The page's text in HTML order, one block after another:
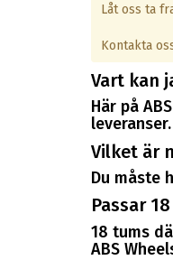
Låt oss ta
Kontakta
Vart kan
Här på
leveranser.
Vilket är
Du måste
Passar
18 tums
ABS